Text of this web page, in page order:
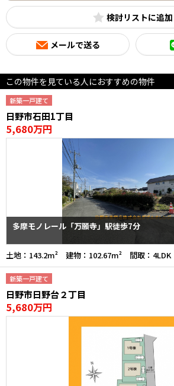
検討リスト
メールで送る
この物件を見ている人におすすめの物件
新築一戸建て
日野市石田1丁目
5,680万円
多摩モノレール「万願寺」駅徒歩7分
土地：143.2m² 建物：102.67m² 間取：4LDK
新築一戸建て
日野市日野台２丁目
5,680万円